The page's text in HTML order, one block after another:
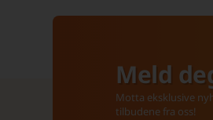
Meld
Motta eksklusive
tilbudene fra oss!